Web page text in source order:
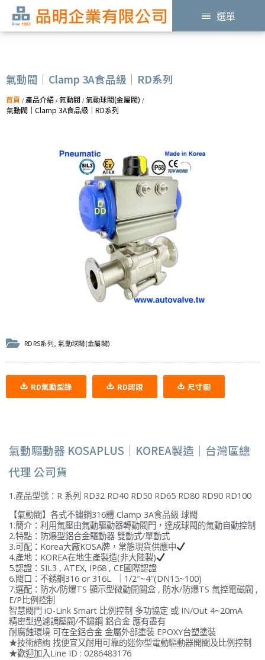
選單
氣動閥｜Clamp 3A食品級｜RD系列
首頁 / 產品介紹 / 氣動閥 / 氣動球閥(金屬閥) /
氣動閥｜Clamp 3A食品級｜RD系列
RDRS系列,氣動球閥(金屬閥)
RD氣動型錄 RD認證 尺寸圖
氣動驅動器 KOSAPLUS｜KOREA製造｜台灣區總
代理 公司貨
1.產品型號：R 系列 RD32 RD40 RD50 RD65 RD80 RD90 RD100
【氣動閥】各式不鏽鋼316體 Clamp 3A食品級 球閥
1.簡介：利用氣壓由氣動驅動器轉動閥門，達成球閥的氣動自動控制
2.特點：防爆型鋁合金驅動器 雙動式/單動式
3.可配：Korea大廠KOSA牌，常態現貨供應中
4.產地：KOREA在地生產製造(非大陸製)
5.認證：SIL3 , ATEX, IP68 , CE國際認證
6.閥口：不銹鋼316 or 316L ｜1/2″~4″(DN15~100)
7.選配：防水/防爆TS 顯示型微動開關盒 , 防水/防爆TS 氣控電磁閥 ,
E/P比例控制
智慧閥門 iO-Link Smart 比例控制 多功協定 或 IN/Out 4~20mA
精密型過濾調壓閥/不鏽鋼 鋁合金 應有盡有
耐腐蝕環境 可在全鋁合金 金屬外部塗裝 EPOXY台塑塗裝
★技術諮詢 找便宜又耐用可靠的迷你型電動驅動器開關及比例控制
★歡迎加入Line ID : 0286483176